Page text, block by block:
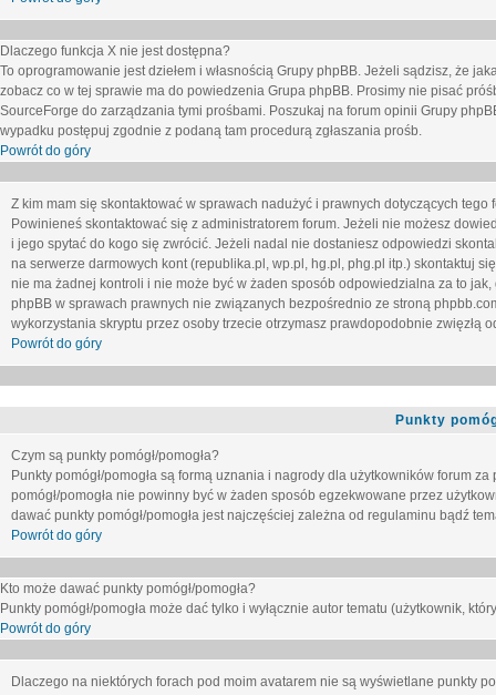
Dlaczego funkcja X nie jest dostępna?
To oprogramowanie jest dziełem i własnością Grupy phpBB. Jeżeli sądzisz, że
zobacz co w tej sprawie ma do powiedzenia Grupa phpBB. Prosimy nie pisać
SourceForge do zarządzania tymi prośbami. Poszukaj na forum opinii Grupy
wypadku postępuj zgodnie z podaną tam procedurą zgłaszania prośb.
Powrót do góry
Z kim mam się skontaktować w sprawach nadużyć i prawnych dotyczących tego
Powinieneś skontaktować się z administratorem forum. Jeżeli nie możesz
i jego spytać do kogo się zwrócić. Jeżeli nadal nie dostaniesz odpowiedzi
na serwerze darmowych kont (republika.pl, wp.pl, hg.pl, phg.pl itp.) skontaktuj
nie ma żadnej kontroli i nie może być w żaden sposób odpowiedzialna za to
phpBB w sprawach prawnych nie związanych bezpośrednio ze stroną
wykorzystania skryptu przez osoby trzecie otrzymasz prawdopodobnie zwięzłą
Powrót do góry
Punkty
Czym są punkty pomógł/pomogła?
Punkty pomógł/pomogła są formą uznania i nagrody dla użytkowników forum
pomógł/pomogła nie powinny być w żaden sposób egzekwowane przez
dawać punkty pomógł/pomogła jest najczęściej zależna od regulaminu bądź
Powrót do góry
Kto może dawać punkty pomógł/pomogła?
Punkty pomógł/pomogła może dać tylko i wyłącznie autor tematu (użytkownik,
Powrót do góry
Dlaczego na niektórych forach pod moim avatarem nie są wyświetlane punkty